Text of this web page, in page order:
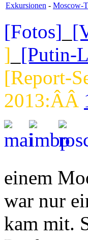
Exkursionen - Moscow-
[Fotos]
] [Putin-
[Report-
2013:ÂÂ
einem
war nur
kam mit.